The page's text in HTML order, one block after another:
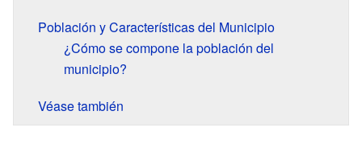
Población y Características del Municipio
¿Cómo se compone la población del
municipio?
Véase también